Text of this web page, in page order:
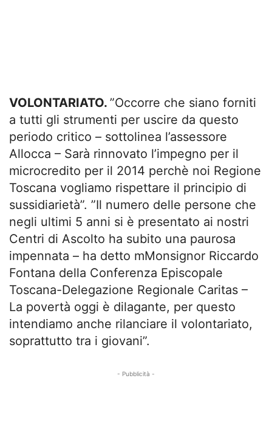
VOLONTARIATO. ”Occorre che siano forniti
a tutti gli strumenti per uscire da questo
periodo critico – sottolinea l’assessore
Allocca – Sarà rinnovato l’impegno per il
microcredito per il 2014 perchè noi Regione
Toscana vogliamo rispettare il principio di
sussidiarietà”. ”Il numero delle persone che
negli ultimi 5 anni si è presentato ai nostri
Centri di Ascolto ha subito una paurosa
impennata – ha detto mMonsignor Riccardo
Fontana della Conferenza Episcopale
Toscana-Delegazione Regionale Caritas –
La povertà oggi è dilagante, per questo
intendiamo anche rilanciare il volontariato,
soprattutto tra i giovani”.
- Pubblicità -